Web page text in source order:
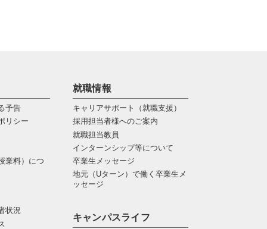
予告
リシー
業料）につ
状況
就職情報
キャリアサポート（就職支援）
採用担当者様へのご案内
就職担当教員
インターンシップ等について
卒業生メッセージ
地元（Uターン）で働く卒業生メ
ッセージ
キャンパスライフ